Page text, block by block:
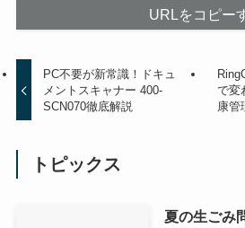
URLをコピー
PC不要が新常識！ドキュ
メントスキャナー 400-
SCN070徹底解説
で変
康管
トピックス
夏の生ごみ